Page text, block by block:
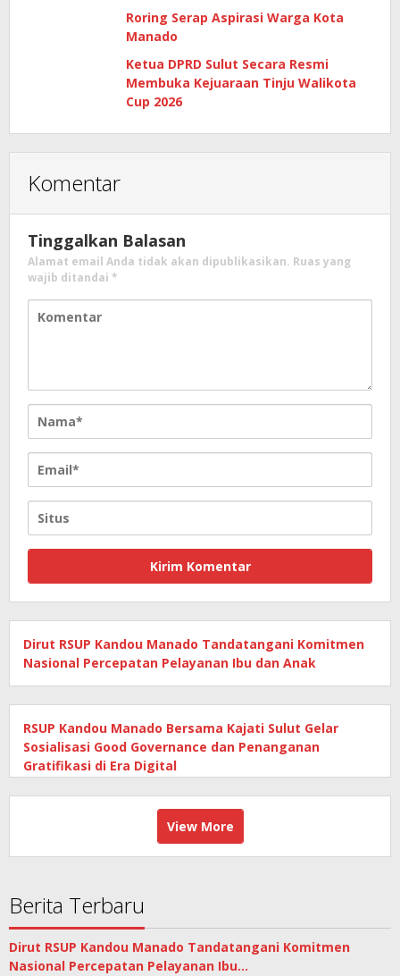
Roring Serap Aspirasi Warga Kota
Manado
Ketua DPRD Sulut Secara Resmi
Membuka Kejuaraan Tinju Walikota
Cup 2026
Komentar
Tinggalkan Balasan
Alamat email Anda tidak akan dipublikasikan. Ruas yang
wajib ditandai *
Dirut RSUP Kandou Manado Tandatangani Komitmen
Nasional Percepatan Pelayanan Ibu dan Anak
RSUP Kandou Manado Bersama Kajati Sulut Gelar
Sosialisasi Good Governance dan Penanganan
Gratifikasi di Era Digital
View More
Berita Terbaru
Dirut RSUP Kandou Manado Tandatangani Komitmen
Nasional Percepatan Pelayanan Ibu…